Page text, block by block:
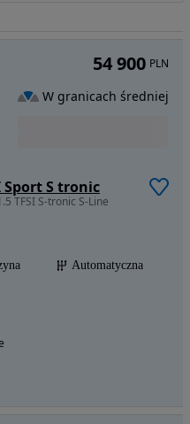
Sport S tronic
TFSI S-tronic S-Line
Automatyczna
54 900 PLN
W granicach średniej